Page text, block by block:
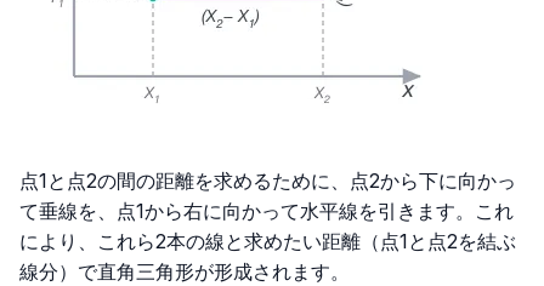
点1と点2の間の距離を求めるために、点2から下に向かっ
て垂線を、点1から右に向かって水平線を引きます。これ
により、これら2本の線と求めたい距離（点1と点2を結ぶ
線分）で直角三角形が形成されます。